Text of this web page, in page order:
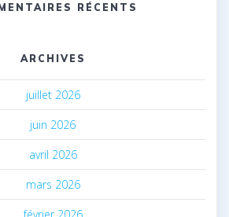
RÉCENTS
ARCHIVES
juillet 2026
juin 2026
avril 2026
mars 2026